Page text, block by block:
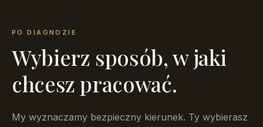
PO DIAGNOZIE
Wybierz sposób, w jaki
chcesz pracować.
My wyznaczamy bezpieczny kierunek. Ty wybierasz